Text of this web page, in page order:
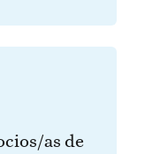
as de